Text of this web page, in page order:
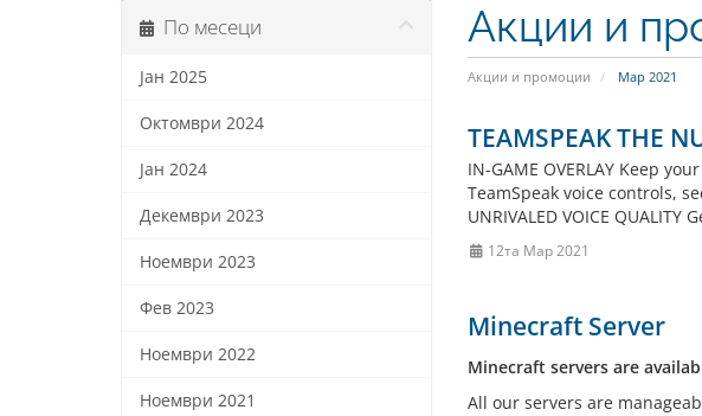
Акции и
Акции и промоции Мар 2021
По месеци
Јан 2025
Октомври 2024
Јан 2024
Декември 2023
Ноември 2023
Фев 2023
Ноември 2022
Ноември 2021
TEAMSPEAK THE
IN-GAME OVERLAY Keep
TeamSpeak voice controls,
UNRIVALED VOICE
12та Мар 2021
Minecraft Server
Minecraft servers are
All our servers are